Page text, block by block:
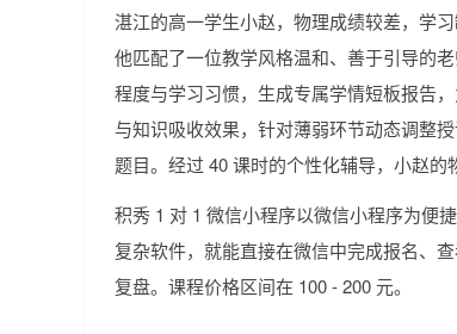
湛江的高一学生小赵，物理成绩较差，学
他匹配了一位教学风格温和、善于引导的
程度与学习习惯，生成专属学情短板报告
与知识吸收效果，针对薄弱环节动态调整
题目。经过 40 课时的个性化辅导，小赵的
积秀 1 对 1 微信小程序以微信小程序为便
复杂软件，就能直接在微信中完成报名、
复盘。课程价格区间在 100 - 200 元。